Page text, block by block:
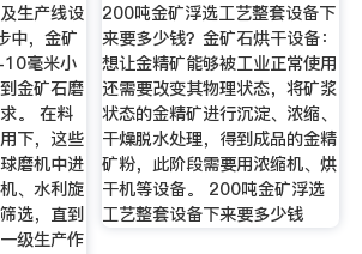
生产线设
中，金矿
毫米小
金矿石磨
。 在料
下，这些
磨机中进
、水利旋
选，直到
级生产作
200吨金矿浮选工艺整套设备下
来要多少钱？金矿石烘干设备：
想让金精矿能够被工业正常使用
还需要改变其物理状态，将矿浆
状态的金精矿进行沉淀、浓缩、
干燥脱水处理，得到成品的金精
矿粉，此阶段需要用浓缩机、烘
干机等设备。 200吨金矿浮选
工艺整套设备下来要多少钱